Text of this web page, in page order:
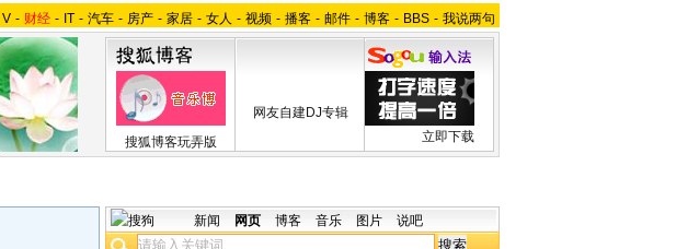
V - 财经 - IT - 汽车 - 房产 - 家居 - 女人 - 视频 - 播客 - 邮件 - 博客 - BBS - 我说两句
搜狐博客玩弄版
网友自建DJ专辑
立即下载
新闻 网页 博客 音乐 图片 说吧